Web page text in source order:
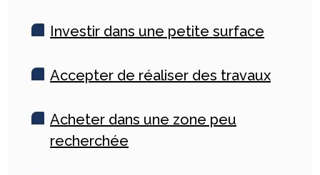
Investir dans une petite surface
Accepter de réaliser des travaux
Acheter dans une zone peu
recherchée